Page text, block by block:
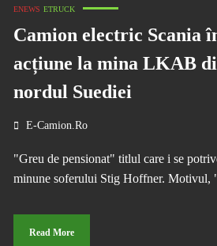
ENEWS ETRUCK
Camion electric Scania
acțiune la mina LKAB
nordul Suediei
E-Camion.ro
"Greu de pensionat" titlul care i se
minune soferului Stig Hoffner. Motivul,
Read More